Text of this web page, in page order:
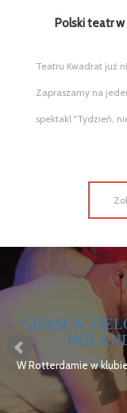
Polski teatr
Teatru Kwadrat już
Zapraszamy na
spektakl "Tydzień,
GRAM W
W Rotterdamie w